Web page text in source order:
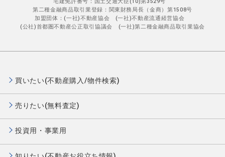
第二種金融商品取引業登録：関東財務局長（金商）第1508号
加盟団体：(一社)不動産協会 (一社)不動産流通経営協会
(公社)首都圏不動産公正取引協議会 (一社)第二種金融商品取引業協会
買いたい(不動産購入/物件検索)
売りたい(無料査定)
投資用・事業用